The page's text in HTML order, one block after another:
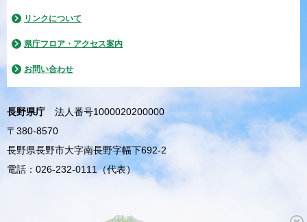
リンクについて
県庁フロア・アクセス案内
お問い合わせ
長野県庁
法人番号1000020200000
〒380-8570
長野県長野市大字南長野字幅下692-2
電話：026-232-0111（代表）